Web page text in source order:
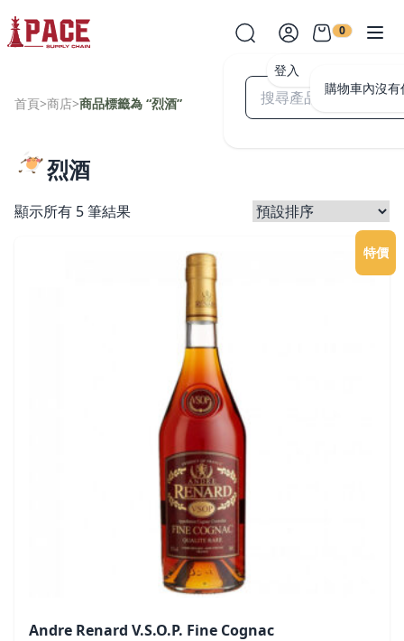
登入
0
購物車內沒
首頁>商店>商品標籤為 “烈酒”
烈酒
顯示所有 5 筆結果
特價
Andre Renard V.S.O.P. Fine Cognac